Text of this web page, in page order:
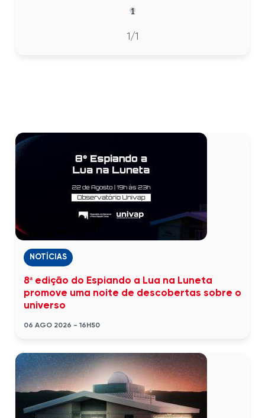
1
1/1
NOTÍCIAS
8ª edição do Espiando a Lua na Luneta
promove uma noite de descobertas sobre o
universo
06 AGO 2026 - 16H50